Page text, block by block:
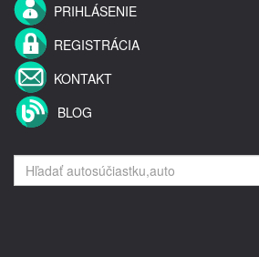
PRIHLÁSENIE
REGISTRÁCIA
KONTAKT
BLOG